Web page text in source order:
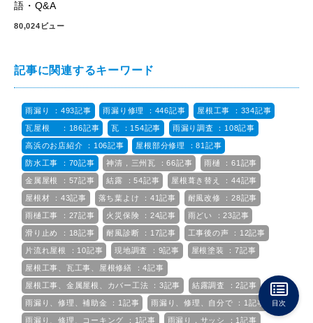
語・Q&A
80,024ビュー
記事に関連するキーワード
雨漏り ：493記事 雨漏り修理 ：446記事 屋根工事 ：334記事
瓦屋根 ：186記事 瓦 ：154記事 雨漏り調査 ：108記事
高浜のお店紹介 ：106記事 屋根部分修理 ：81記事
防水工事 ：70記事 神清，三州瓦 ：66記事 雨樋 ：61記事
金属屋根 ：57記事 結露 ：54記事 屋根葺き替え ：44記事
屋根材 ：43記事 落ち葉よけ ：41記事 耐風改修 ：28記事
雨樋工事 ：27記事 火災保険 ：24記事 雨どい ：23記事
滑り止め ：18記事 耐風診断 ：17記事 工事後の声 ：12記事
片流れ屋根 ：10記事 現地調査 ：9記事 屋根塗装 ：7記事
屋根工事、瓦工事、屋根修繕 ：4記事
屋根工事、金属屋根、カバー工法 ：3記事 結露調査 ：2記事
雨漏り、修理、補助金 ：1記事 雨漏り、修理、自分で ：1記事
雨漏り、修理、コーキング ：1記事 雨漏り，サッシ ：1記事
目次